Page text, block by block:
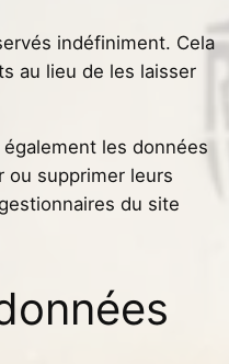
indéfiniment. Cela
au lieu de les laisser
les données
ou supprimer leurs
du site